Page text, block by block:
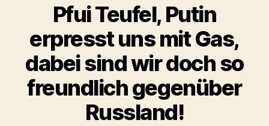
Pfui Teufel, Putin
erpresst uns mit Gas,
dabei sind wir doch so
freundlich gegenüber
Russland!